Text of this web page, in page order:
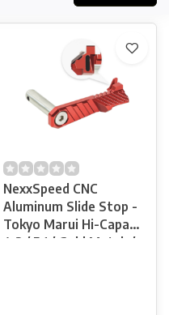
NexxSpeed CNC
Aluminum Slide Stop -
Tokyo Marui Hi-Capa
4.3 / 5.1 / Gold Match /